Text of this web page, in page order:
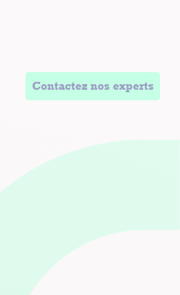
Contactez nos experts